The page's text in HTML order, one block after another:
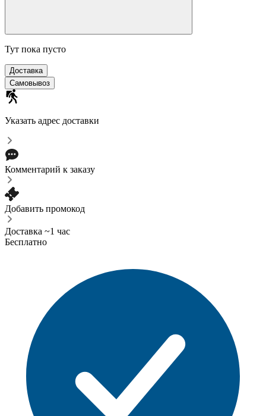
Тут пока пусто
Доставка
Самовывоз
Указать адрес доставки
Комментарий к заказу
Добавить промокод
Доставка ~1 час
Бесплатно